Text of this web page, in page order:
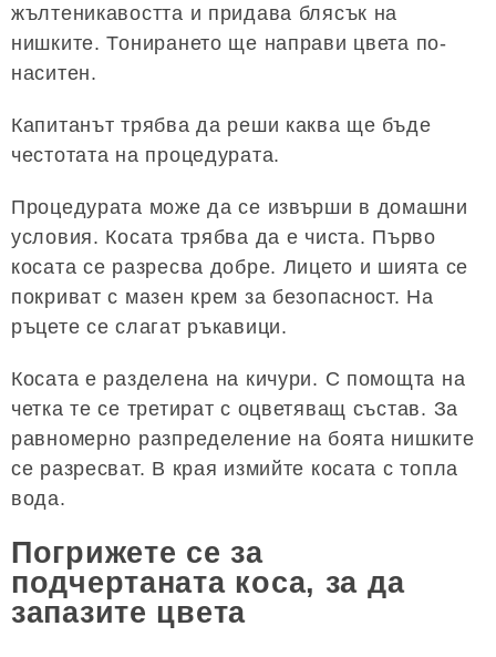
жълтеникавостта и придава блясък на
нишките. Тонирането ще направи цвета по-
наситен.
Капитанът трябва да реши каква ще бъде
честотата на процедурата.
Процедурата може да се извърши в домашни
условия. Косата трябва да е чиста. Първо
косата се разресва добре. Лицето и шията се
покриват с мазен крем за безопасност. На
ръцете се слагат ръкавици.
Косата е разделена на кичури. С помощта на
четка те се третират с оцветяващ състав. За
равномерно разпределение на боята нишките
се разресват. В края измийте косата с топла
вода.
Погрижете се за
подчертаната коса, за да
запазите цвета